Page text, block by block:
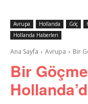
Avrupa Hollanda Göç
Hollanda Haberleri
Ana Sayfa Avrupa Bir
Bir